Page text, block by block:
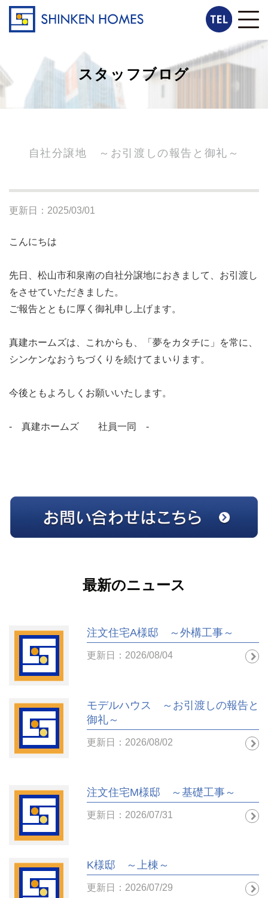
スタッフブログ
自社分譲地 ～お引渡しの報告と御礼～
更新日：2025/03/01
こんにちは
先日、松山市和泉南の自社分譲地におきまして、お引渡し
をさせていただきました。
ご報告とともに厚く御礼申し上げます。
真建ホームズは、これからも、「夢をカタチに」を常に、
シンケンなおうちづくりを続けてまいります。
今後ともよろしくお願いいたします。
- 真建ホームズ 社員一同 -
最新のニュース
注文住宅A様邸 ～外構工事～
更新日：2026/08/04
モデルハウス ～お引渡しの報告と
御礼～
更新日：2026/08/02
注文住宅M様邸 ～基礎工事～
更新日：2026/07/31
K様邸 ～上棟～
更新日：2026/07/29